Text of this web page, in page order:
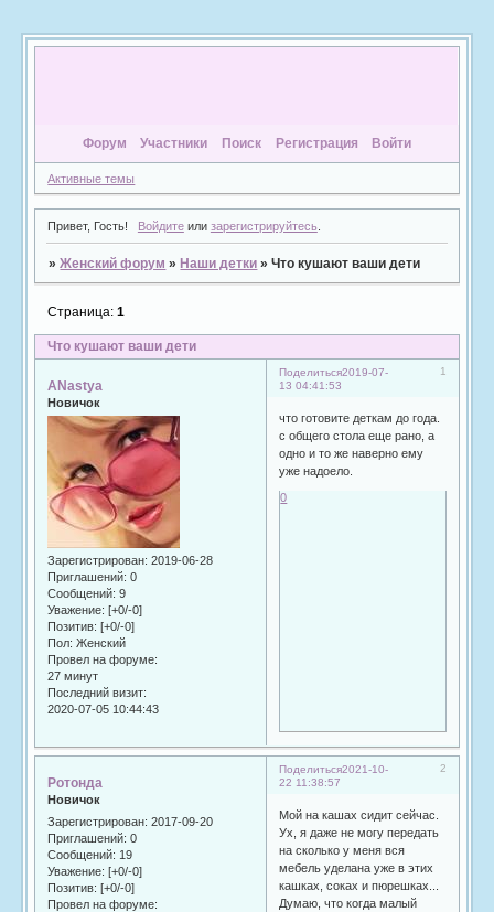
Форум Участники Поиск Регистрация Войти
Активные темы
Привет, Гость! Войдитеили зарегистрируйтесь.
»Женский форум » Наши детки »Что кушают ваши дети
Что кушают ваши дети
Страница:1
Поделиться 1
2019-07-
13 04:41:53
ANastya
Новичок
Зарегистрирован: 2019-06-28
Приглашений: 0
Сообщений: 9
Уважение: [+0/-0]
Позитив: [+0/-0]
Пол: Женский
Провел на форуме:
27 минут
Последний визит:
2020-07-05 10:44:43
что готовите деткам до года.
с общего стола еще рано, а
одно и то же наверно ему
уже надоело.
0
Поделиться 2
2021-10-
22 11:38:57
Ротонда
Новичок
Зарегистрирован: 2017-09-20
Приглашений: 0
Сообщений: 19
Уважение: [+0/-0]
Позитив: [+0/-0]
Провел на форуме:
Мой на кашах сидит сейчас.
Ух, я даже не могу передать
на сколько у меня вся
мебель уделана уже в этих
кашках, соках и пюрешках...
Думаю, что когда малый